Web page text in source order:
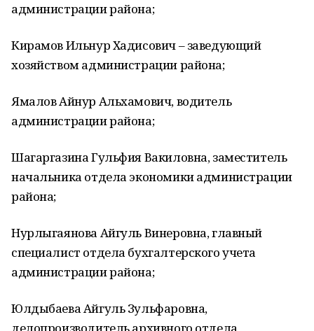
администрации района;
Кирамов Ильнур Хадисович – заведующий
хозяйством администрации района;
Ямалов Айнур Альхамович, водитель
администрации района;
Шагаргазина Гульфия Вакиловна, заместитель
начальника отдела экономики администрации
района;
Нурлыгаянова Айгуль Винеровна, главный
специалист отдела бухгалтерского учета
администрации района;
Юлдыбаева Айгуль Зульфаровна,